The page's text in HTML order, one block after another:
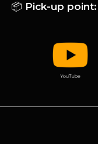
📦 Pick-up point: